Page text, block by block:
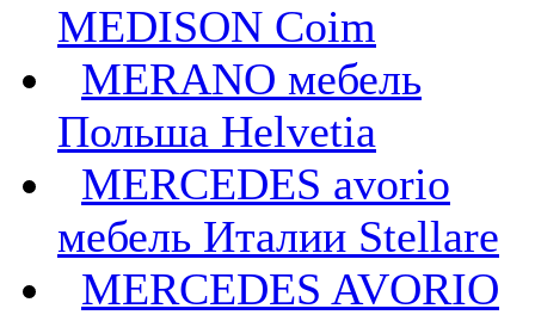
MEDISON Coim
MERANO мебель
Польша Helvetia
MERCEDES avorio
мебель Италии Stellare
MERCEDES AVORIO